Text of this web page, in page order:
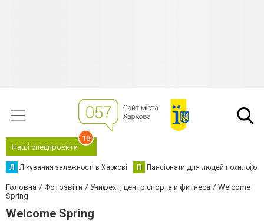
Наші спецпроєкти
18
Л Лікування залежності в Харкові П Пансіонати для людей похилого
Головна Фотозвіти Унифехт, центр спорта и фитнеса
Welcome
Spring
Welcome Spring